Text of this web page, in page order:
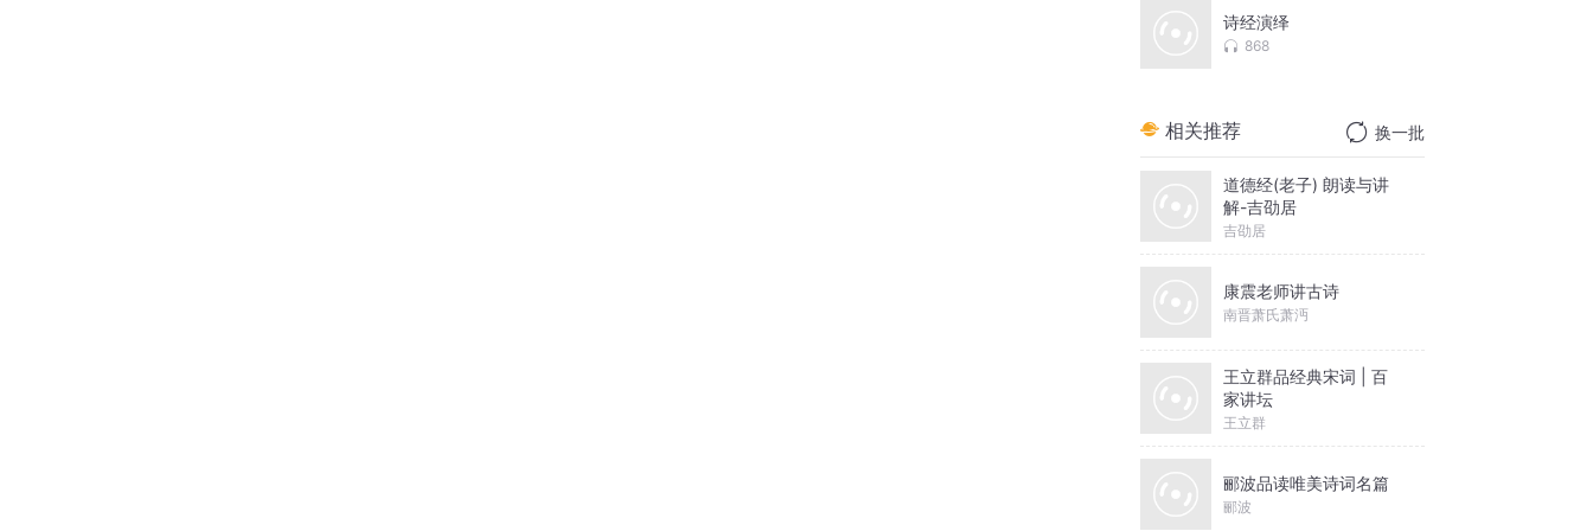
诗经演绎
868
相关推荐 换一批
道德经(老子) 朗读与讲
解-吉劭居
吉劭居
康震老师讲古诗
南晋萧氏萧沔
王立群品经典宋词 | 百
家讲坛
王立群
郦波品读唯美诗词名篇
郦波